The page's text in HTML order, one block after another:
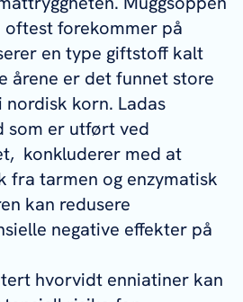
oftest forekommer på
en type giftstoff kalt
årene er det funnet store
korn. Ladas
som er utført ved
konkluderer med at
fra tarmen og enzymatisk
kan redusere
negative effekter på
hvorvidt enniatiner kan